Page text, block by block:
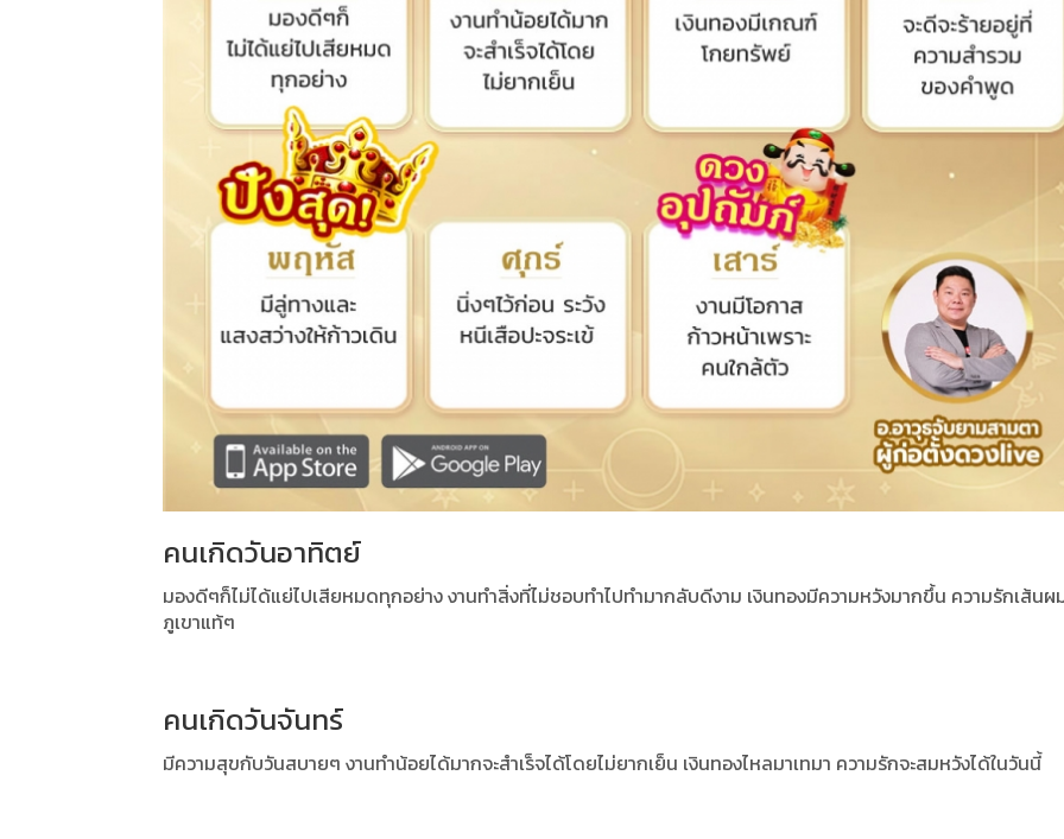
คนเกิดวันอาทิตย์
มองดีๆก็ไม่ได้แย่ไปเสียหมดทุกอย่าง งานทำสิ่งที่ไม่ชอบทำไปทำมากลับดีงาม เงินทองมีความหวังมากขึ้น ความรักเส้นผ
ภูเขาแท้ๆ
คนเกิดวันจันทร์
มีความสุขกับวันสบายๆ งานทำน้อยได้มากจะสำเร็จได้โดยไม่ยากเย็น เงินทองไหลมาเทมา ความรักจะสมหวังได้ในวันนี้